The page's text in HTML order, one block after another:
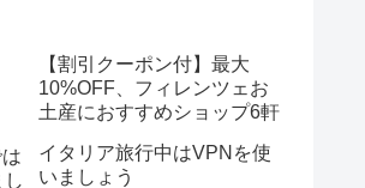
【割引クーポン付】最大
10%OFF、フィレンツェお
土産におすすめショップ6軒
イタリア旅行中はVPNを使
いましょう